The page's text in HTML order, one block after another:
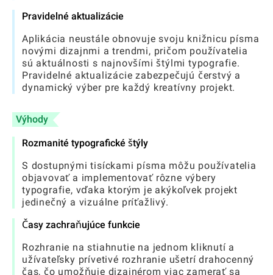
Pravidelné aktualizácie
Aplikácia neustále obnovuje svoju knižnicu písma
novými dizajnmi a trendmi, pričom používatelia
sú aktuálnosti s najnovšími štýlmi typografie.
Pravidelné aktualizácie zabezpečujú čerstvý a
dynamický výber pre každý kreatívny projekt.
Výhody
Rozmanité typografické štýly
S dostupnými tisíckami písma môžu používatelia
objavovať a implementovať rôzne výbery
typografie, vďaka ktorým je akýkoľvek projekt
jedinečný a vizuálne príťažlivý.
Časy zachraňujúce funkcie
Rozhranie na stiahnutie na jednom kliknutí a
užívateľsky prívetivé rozhranie ušetrí drahocenný
čas, čo umožňuje dizajnérom viac zamerať sa